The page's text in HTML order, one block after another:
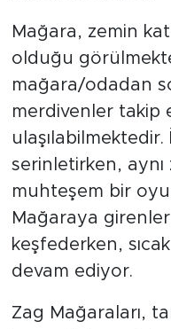
Mağara, zemin
olduğu
mağara/odadan
merdivenler takip
serinletirken, aynı
muhteşem bir
Mağaraya
keşfederken,
devam ediyor.
Zag Mağaraları,